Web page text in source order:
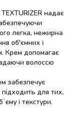
надає
легка, нежирна
об'ємних і
Крем допомагає
волоссю
забезпечує
для тих,
і текстури.